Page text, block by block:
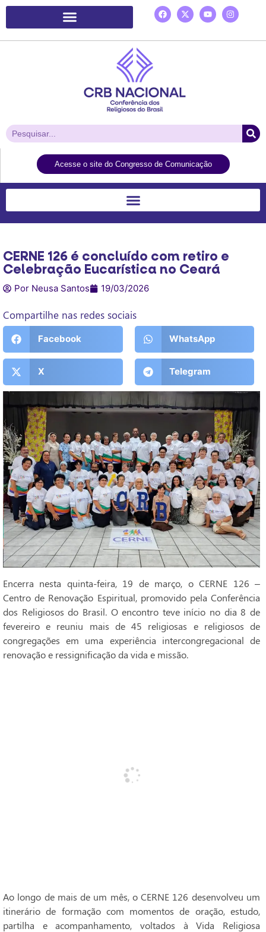
Acesse o site do Congresso de Comunicação
CERNE 126 é concluído com retiro e
Celebração Eucarística no Ceará
Por Neusa Santos 19/03/2026
Compartilhe nas redes sociais
Facebook WhatsApp
X Telegram
Encerra nesta quinta-feira, 19 de março, o CERNE 126 –
Centro de Renovação Espiritual, promovido pela Conferência
dos Religiosos do Brasil. O encontro teve início no dia 8 de
fevereiro e reuniu mais de 45 religiosas e religiosos de
congregações em uma experiência intercongregacional de
renovação e ressignificação da vida e missão.
Ao longo de mais de um mês, o CERNE 126 desenvolveu um
itinerário de formação com momentos de oração, estudo,
partilha e acompanhamento, voltados à Vida Religiosa